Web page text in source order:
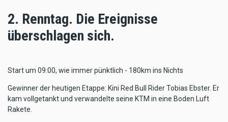
2. Renntag. Die Ereignisse
überschlagen sich.
Start um 09:00, wie immer pünktlich - 180km ins Nichts
Gewinner der heutigen Etappe: Kini Red Bull Rider Tobias Ebster. Er
kam vollgetankt und verwandelte seine KTM in eine Boden Luft
Rakete.